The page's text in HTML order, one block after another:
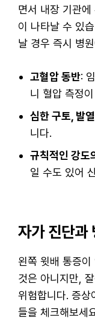
면서 내장 기관
이 나타날 수 있
날 경우 즉시 병
고혈압 동반:
니 혈압 측정
심한 구토, 발열
니다.
규칙적인 강도
일 수도 있어
자가 진단과
왼쪽 윗배 통증
것은 아니지만,
위험합니다. 증상
들을 체크해보세